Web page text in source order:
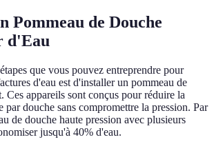
Pommeau de Douche
d'Eau
que vous pouvez entreprendre pour
d'eau est d'installer un pommeau de
Ces appareils sont conçus pour réduire la
par douche sans compromettre la pression. Par
de douche haute pression avec plusieurs
jusqu'à 40% d'eau.